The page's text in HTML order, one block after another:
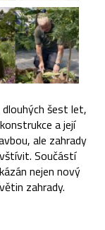
šest let,
a její
ale zahrady
Součástí
nejen nový
zahrady.